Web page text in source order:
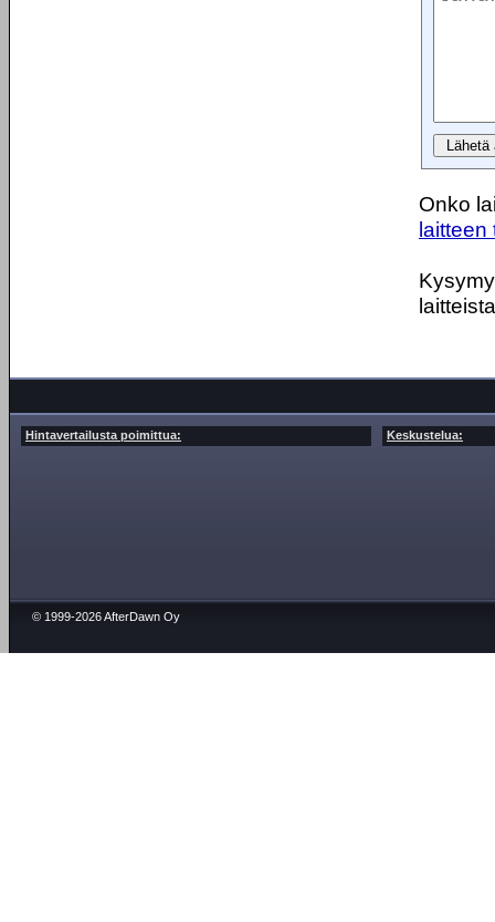
Onko
laitteen
Hintavertailusta poimittua: Keskustelua:
© 1999-2026 AfterDawn Oy